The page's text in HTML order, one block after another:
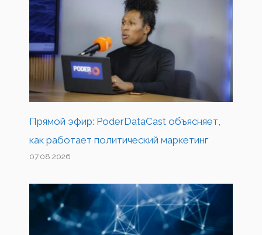
Прямой эфир: PoderDataCast объясняет,
как работает политический маркетинг
07.08.2026